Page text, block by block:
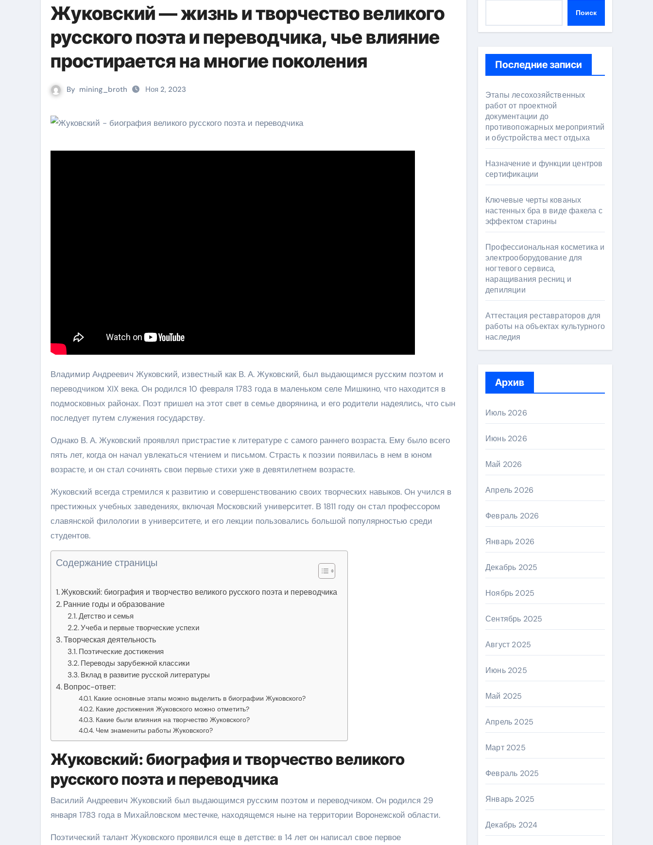
Жуковский — жизнь и творчество великого
русского поэта и переводчика, чье влияние
простирается на многие поколения
By mining_broth Ноя 2, 2023
Владимир Андреевич Жуковский, известный как В. А. Жуковский, был выдающимся русским поэтом и
переводчиком XIX века. Он родился 10 февраля 1783 года в маленьком селе Мишкино, что находится в
подмосковных районах. Поэт пришел на этот свет в семье дворянина, и его родители надеялись, что сын
последует путем служения государству.
Однако В. А. Жуковский проявлял пристрастие к литературе с самого раннего возраста. Ему было всего
пять лет, когда он начал увлекаться чтением и письмом. Страсть к поэзии появилась в нем в юном
возрасте, и он стал сочинять свои первые стихи уже в девятилетнем возрасте.
Жуковский всегда стремился к развитию и совершенствованию своих творческих навыков. Он учился в
престижных учебных заведениях, включая Московский университет. В 1811 году он стал профессором
славянской филологии в университете, и его лекции пользовались большой популярностью среди
студентов.
Содержание страницы
Жуковский: биография и творчество великого русского поэта и переводчика
Ранние годы и образование
Детство и семья
Учеба и первые творческие успехи
Творческая деятельность
Поэтические достижения
Переводы зарубежной классики
Вклад в развитие русской литературы
Вопрос-ответ:
Какие основные этапы можно выделить в биографии Жуковского?
Какие достижения Жуковского можно отметить?
Какие были влияния на творчество Жуковского?
Чем знамениты работы Жуковского?
Жуковский: биография и творчество великого
русского поэта и переводчика
Василий Андреевич Жуковский был выдающимся русским поэтом и переводчиком. Он родился 29
января 1783 года в Михайловском местечке, находящемся ныне на территории Воронежской области.
Поэтический талант Жуковского проявился еще в детстве: в 14 лет он написал свое первое
Поиск
Последние записи
Этапы лесохозяйственных
работ от проектной
документации до
противопожарных мероприятий
и обустройства мест отдыха
Назначение и функции центров
сертификации
Ключевые черты кованых
настенных бра в виде факела с
эффектом старины
Профессиональная косметика и
электрооборудование для
ногтевого сервиса,
наращивания ресниц и
депиляции
Аттестация реставраторов для
работы на объектах культурного
наследия
Архив
Июль 2026
Июнь 2026
Май 2026
Апрель 2026
Февраль 2026
Январь 2026
Декабрь 2025
Ноябрь 2025
Сентябрь 2025
Август 2025
Июнь 2025
Май 2025
Апрель 2025
Март 2025
Февраль 2025
Январь 2025
Декабрь 2024